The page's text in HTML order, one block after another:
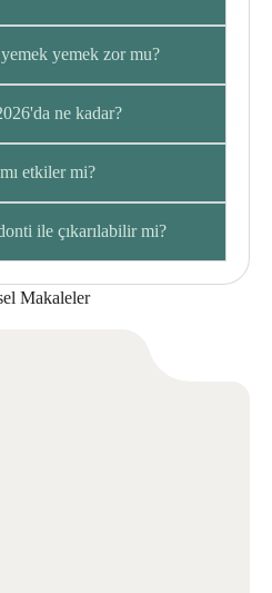
yemek zor mu?
ne kadar?
etkiler mi?
ile çıkarılabilir mi?
Makaleler